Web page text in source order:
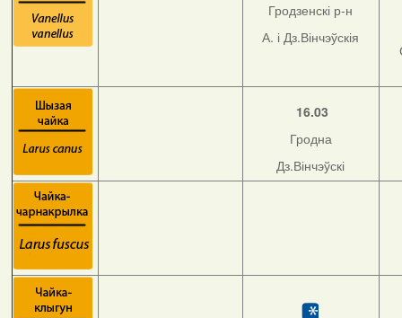
Гродзенскі р-н
А. і Дз.Вінчэўскія
16.03
Гродна
Дз.Вінчэўскі